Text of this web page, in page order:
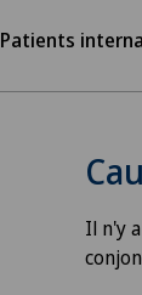
Patients
Il n'y